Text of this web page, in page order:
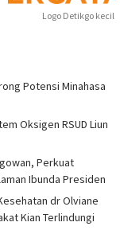
Logo Detikgo kecil
Potensi Minahasa
Oksigen RSUD Liun
Perkuat
Ibunda Presiden
dr Olviane
Kian Terlindungi